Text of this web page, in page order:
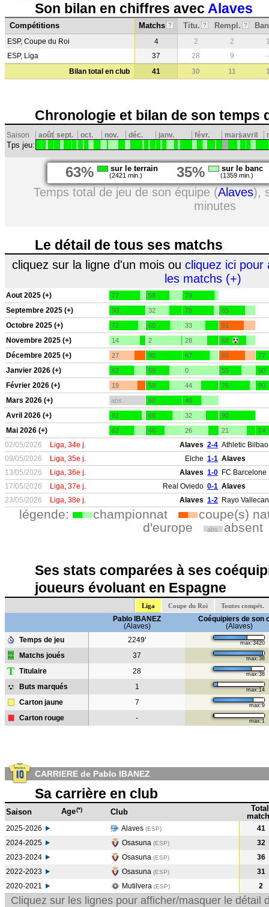
Son bilan en chiffres avec Alaves
Compétitions Matchs ? Titu. ? Rempl. ?
ESP, Coupe du Roi 4 2 2
ESP, Liga
37 28 9
-
Bilan total en club
41 30 11
Chronologie et bilan de son temps
Saison août sept. oct. nov. déc. janv. févr. marsavril
Tps jeu:
63% sur le terrain
(2421 min.) 35% sur le banc
(1359 min.)
Temps total de jeu de son équipe (Alaves),
minutes
Le détail de tous ses matchs
cliquez sur la ligne d'un mois ou cliquez ici pour
les matchs (+)
Aout 2025 (+) 77 58 79
Septembre 2025 (+) 90 32 78 65
Octobre 2025 (+) 72 60 33 61
Novembre 2025 (+) 14 2 28 68
Décembre 2025 (+) 27 90 67 65 77
Janvier 2026 (+) 62 59 0 55 90
Février 2026 (+) 19 59 44 76 90
Mars 2026 (+) abs. 90 46
Avril 2026 (+) 81 66 32 90
Mai 2026 (+) 62 46 26 21 74
02/05/2026 Liga, 34e j. Alaves 2-4 Athletic Bilbao
09/05/2026
Liga, 35e j. Elche 1-1 Alaves
13/05/2026
Liga, 36e j. Alaves 1-0 FC Barcelone
17/05/2026
Liga, 37e j. Real Oviedo 0-1 Alaves
23/05/2026
Liga, 38e j. Alaves 1-2 Rayo
légende: championnat
coupe(s)
d'europe
abs. absent
Ses stats comparées à ses
joueurs évoluant en Espagne
Liga Coupe du Roi Toutes compét.
Pablo IBANEZ
(Alaves)
Coéquipiers de son
(Alaves)
Temps de jeu
2249' max:3420
Matchs joués 37 max:38
T Titulaire 28 max:38
Buts marqués 1 max:14
Carton jaune 7 max:9
Carton rouge - max:1
CARRIERE de Pablo IBANEZ
Sa carrière en club
Saison Age(*) Club
Total
2025-2026 Alaves (ESP)
41
2024-2025
Osasuna (ESP)
32
2023-2024
Osasuna (ESP)
36
2022-2023
Osasuna (ESP)
31
2020-2021
Mutilvera (ESP) 2
Cliquez sur les lignes pour afficher/masquer le détail